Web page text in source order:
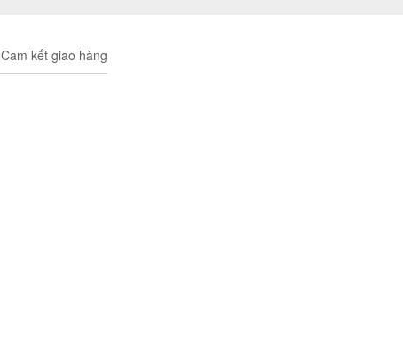
Cam kết giao hàng